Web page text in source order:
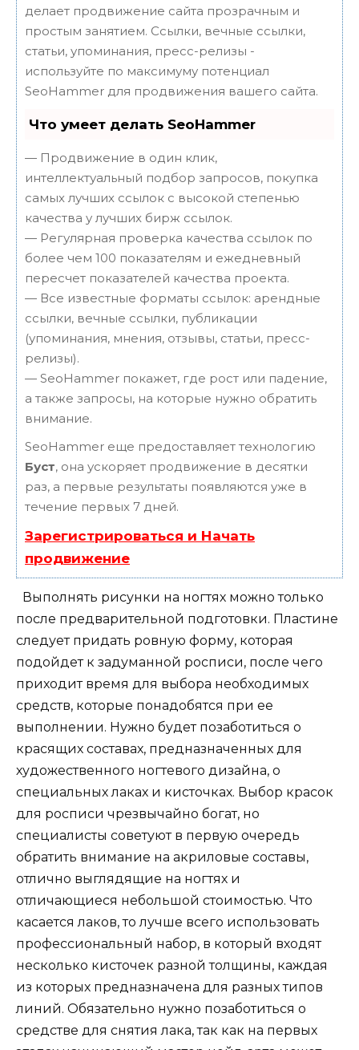
делает продвижение сайта прозрачным и
простым занятием. Ссылки, вечные ссылки,
статьи, упоминания, пресс-релизы -
используйте по максимуму потенциал
SeoHammer для продвижения вашего сайта.
Что умеет делать SeoHammer
— Продвижение в один клик,
интеллектуальный подбор запросов, покупка
самых лучших ссылок с высокой степенью
качества у лучших бирж ссылок.
— Регулярная проверка качества ссылок по
более чем 100 показателям и ежедневный
пересчет показателей качества проекта.
— Все известные форматы ссылок: арендные
ссылки, вечные ссылки, публикации
(упоминания, мнения, отзывы, статьи, пресс-
релизы).
— SeoHammer покажет, где рост или падение,
а также запросы, на которые нужно обратить
внимание.
SeoHammer еще предоставляет технологию
Буст, она ускоряет продвижение в десятки
раз, а первые результаты появляются уже в
течение первых 7 дней.
Зарегистрироваться и Начать
продвижение
Выполнять рисунки на ногтях можно только
после предварительной подготовки. Пластине
следует придать ровную форму, которая
подойдет к задуманной росписи, после чего
приходит время для выбора необходимых
средств, которые понадобятся при ее
выполнении. Нужно будет позаботиться о
красящих составах, предназначенных для
художественного ногтевого дизайна, о
специальных лаках и кисточках. Выбор красок
для росписи чрезвычайно богат, но
специалисты советуют в первую очередь
обратить внимание на акриловые составы,
отлично выглядящие на ногтях и
отличающиеся небольшой стоимостью. Что
касается лаков, то лучше всего использовать
профессиональный набор, в который входят
несколько кисточек разной толщины, каждая
из которых предназначена для разных типов
линий. Обязательно нужно позаботиться о
средстве для снятия лака, так как на первых